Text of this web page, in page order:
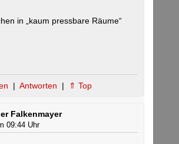
in „kaum pressbare Räume“
| Antworten | ⇑ Top
Falkenmayer
09:44 Uhr